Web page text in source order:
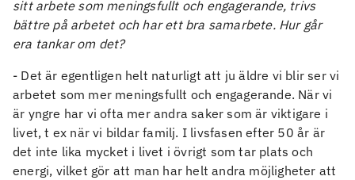
sitt arbete som meningsfullt och engagerande, trivs
bättre på arbetet och har ett bra samarbete. Hur går
era tankar om det?
- Det är egentligen helt naturligt att ju äldre vi blir ser vi
arbetet som mer meningsfullt och engagerande. När vi
är yngre har vi ofta mer andra saker som är viktigare i
livet, t ex när vi bildar familj. I livsfasen efter 50 år är
det inte lika mycket i livet i övrigt som tar plats och
energi, vilket gör att man har helt andra möjligheter att